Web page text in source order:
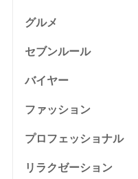
グルメ
セブンルール
バイヤー
ファッション
プロフェッショナル
リラクゼーション